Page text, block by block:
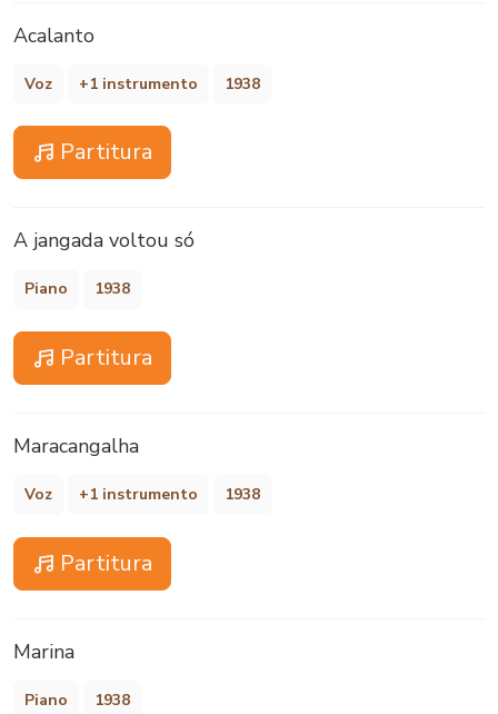
Acalanto
Voz +1 instrumento 1938
Partitura
A jangada voltou só
Piano 1938
Partitura
Maracangalha
Voz +1 instrumento 1938
Partitura
Marina
Piano 1938